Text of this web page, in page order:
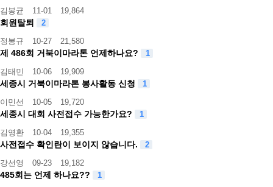
김봉균
11-01 19,864
회원탈퇴
2
정봉규
10-27 21,580
제 486회 거북이마라톤 언제하나요?
1
김태민
10-06 19,909
세종시 거북이마라톤 봉사활동 신청
1
이민선
10-05 19,720
세종시 대회 사전접수 가능한가요?
1
김영환
10-04 19,355
사전접수 확인란이 보이지 않습니다.
2
강선영
09-23 19,182
485회는 언제 하나요??
1